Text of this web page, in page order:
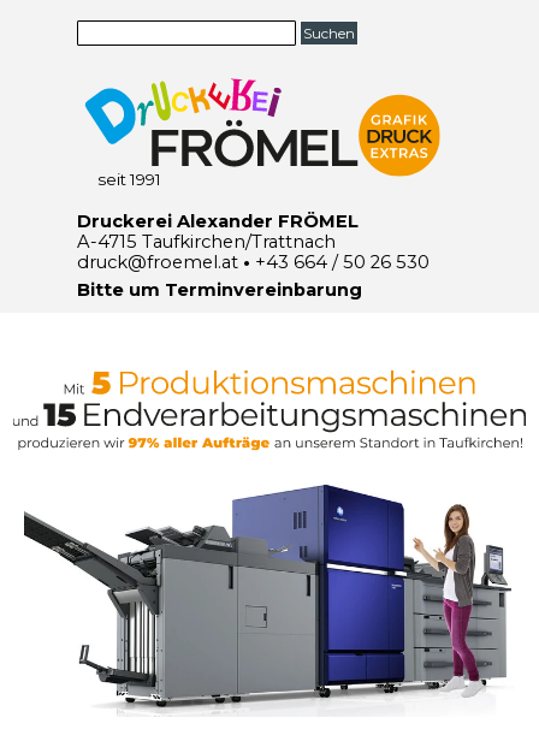
Menü überspringen Suchen
Druckerei Alexander FRÖMEL
A-4715 Taufkirchen/Trattnach
druck@froemel.at • +43 664 / 50 26 530
Bitte um Terminvereinbarung
seit 1991